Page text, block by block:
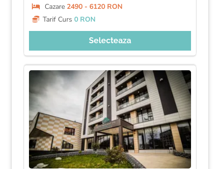
Cazare 2490 - 6120 RON
Tarif Curs 0 RON
Selecteaza